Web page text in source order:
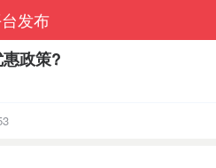
发布
政策?